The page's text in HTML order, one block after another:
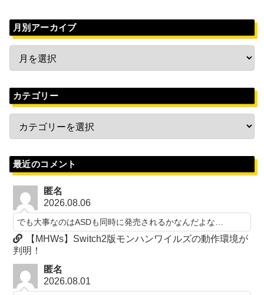
月別アーカイブ
カテゴリー
最近のコメント
匿名
2026.08.06
でも大事なのはASDも同時に発売されるかなんだよな…
【MHWs】Switch2版モンハンワイルズの動作環境が
判明！
匿名
2026.08.01